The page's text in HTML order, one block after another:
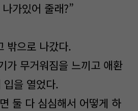
가있어 줄래?”
밖으로 나갔다.
가 무거워짐을 느끼고 애환
입을 열었다.
둘 다 심심해서 어떻게 하